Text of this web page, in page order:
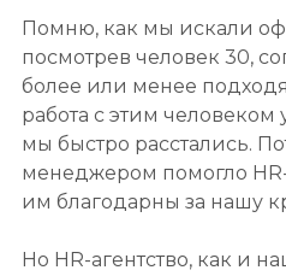
Помню, как мы искали
посмотрев человек 30,
более или менее
работа с этим человеком
мы быстро расстались.
менеджером помогло
им благодарны за нашу
Но HR-агентство, как и